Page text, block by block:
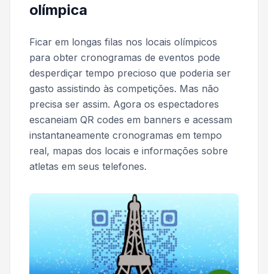
olímpica
Ficar em longas filas nos locais olímpicos
para obter cronogramas de eventos pode
desperdiçar tempo precioso que poderia ser
gasto assistindo às competições. Mas não
precisa ser assim. Agora os espectadores
escaneiam QR codes em banners e acessam
instantaneamente cronogramas em tempo
real, mapas dos locais e informações sobre
atletas em seus telefones.